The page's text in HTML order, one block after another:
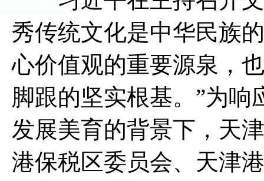
秀传统文化是中华民族
心价值观的重要源泉，
脚跟的坚实根基。”为响
发展美育的背景下，天
港保税区委员会、天津